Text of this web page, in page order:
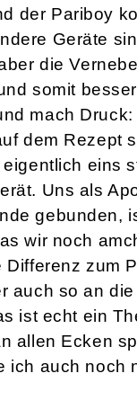
der Pariboy
Geräte
die
somit
mach Druck:
dem Rezept
eins
Uns als
gebunden,
wir noch
Differenz zum
auch so an
ist echt ein
allen Ecken
ich auch noch